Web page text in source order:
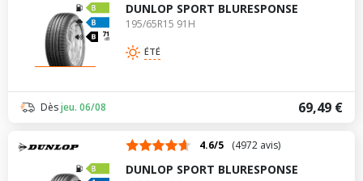
71
dB
DUNLOP SPORT BLURESPONSE
195/65R15 91H
ÉTÉ
69,49 €
Dèsjeu. 06/08
4.6/5 (4972 avis)
DUNLOP SPORT BLURESPONSE